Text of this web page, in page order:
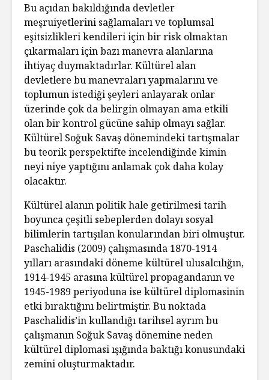
Bu açıdan bakıldığında devletler
meşruiyetlerini sağlamaları ve toplumsal
eşitsizlikleri kendileri için bir risk olmaktan
çıkarmaları için bazı manevra alanlarına
ihtiyaç duymaktadırlar. Kültürel alan
devletlere bu manevraları yapmalarını ve
toplumun istediği şeyleri anlayarak onlar
üzerinde çok da belirgin olmayan ama etkili
olan bir kontrol gücüne sahip olmayı sağlar.
Kültürel Soğuk Savaş dönemindeki tartışmalar
bu teorik perspektifte incelendiğinde kimin
neyi niye yaptığını anlamak çok daha kolay
olacaktır.
Kültürel alanın politik hale getirilmesi tarih
boyunca çeşitli sebeplerden dolayı sosyal
bilimlerin tartışılan konularından biri olmuştur.
Paschalidis (2009) çalışmasında 1870-1914
yılları arasındaki döneme kültürel ulusalcılığın,
1914-1945 arasına kültürel propagandanın ve
1945-1989 periyoduna ise kültürel diplomasinin
etki bıraktığını belirtmiştir. Bu noktada
Paschalidis’in kullandığı tarihsel ayrım bu
çalışmanın Soğuk Savaş dönemine neden
kültürel diplomasi ışığında baktığı konusundaki
zemini oluşturmaktadır.